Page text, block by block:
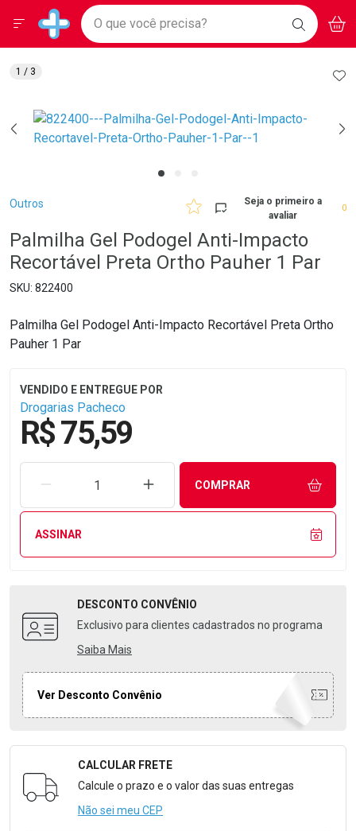
Drogarias Pacheco
Baixe nosso APP e aproveite Ofertas Exclusivas!
BAIXE
O APP
Ir direto para a home
pela página
Ir direto para o conteúdo
Ir direto para a busca
Ir direto para a conta
Ir direto para a notificações
Ir direto para o carrinho
Ir direto para o menu
Faça a sua busca
O que você precisa? BUSCAR
Menu
Breadcrumb
Outros
Seja o primeiro a
avaliar
0
Palmilha Gel Podogel Anti-Impacto
Recortável Preta Ortho Pauher 1 Par
822400
Palmilha Gel Podogel Anti-Impacto Recortável Preta Ortho
Pauher 1 Par
Drogarias Pacheco
R$ 75,59
REMOVER UMA UNIDADEAUMENTAR UMA UNIDADE
COMPRAR
ASSINAR
DESCONTO CONVÊNIO
Exclusivo para clientes cadastrados no programa
Saiba Mais
Ver Desconto Convênio
Formulário para Calcular o Frete
CALCULAR FRETE
Calcule o prazo e o valor das suas entregas
Não sei meu CEP
1 / 3